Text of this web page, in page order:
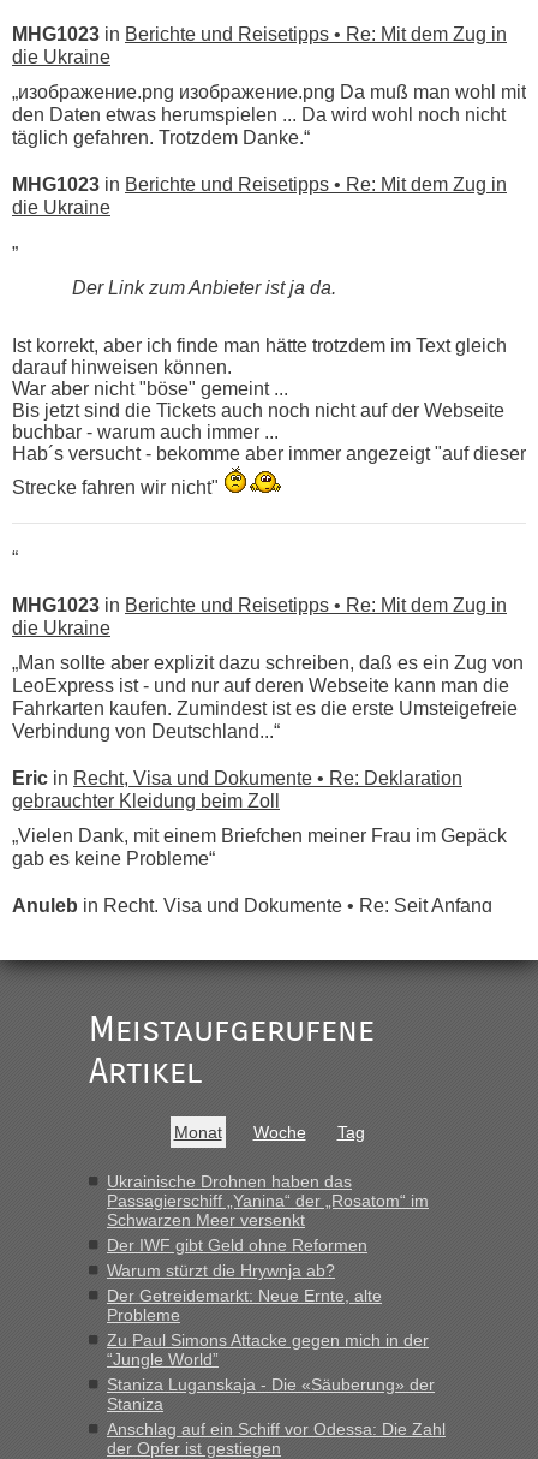
MHG1023 in Berichte und Reisetipps • Re: Mit dem Zug in
die Ukraine
„изображение.png изображение.png Da muß man wohl mit
den Daten etwas herumspielen ... Da wird wohl noch nicht
täglich gefahren. Trotzdem Danke.“
MHG1023 in Berichte und Reisetipps • Re: Mit dem Zug in
die Ukraine
„
Der Link zum Anbieter ist ja da.
Ist korrekt, aber ich finde man hätte trotzdem im Text gleich
darauf hinweisen können.
War aber nicht "böse" gemeint ...
Bis jetzt sind die Tickets auch noch nicht auf der Webseite
buchbar - warum auch immer ...
Hab´s versucht - bekomme aber immer angezeigt "auf dieser
Strecke fahren wir nicht"
“
MHG1023 in Berichte und Reisetipps • Re: Mit dem Zug in
die Ukraine
„Man sollte aber explizit dazu schreiben, daß es ein Zug von
LeoExpress ist - und nur auf deren Webseite kann man die
Fahrkarten kaufen. Zumindest ist es die erste Umsteigefreie
Verbindung von Deutschland...“
Eric in Recht, Visa und Dokumente • Re: Deklaration
gebrauchter Kleidung beim Zoll
„Vielen Dank, mit einem Briefchen meiner Frau im Gepäck
gab es keine Probleme“
Anuleb in Recht, Visa und Dokumente • Re: Seit Anfang
Verdacht.“
inRecht, Visa und Dokumente • Re: Seit Anfang des
Milliarden aufgedeckt
und du nicht damit handeln willst. So lange das nicht
Originalverpackt ist und ersichlich das nicht neu sollte es
keine Probleme geben“
Recht, Visa und Dokumente • Deklaration
gebrauchter Kleidung beim Zoll
„Hallo Leute, ich weiß nicht, ob ich hier richtig bin mit meiner
Anfrage. Ich möchte 4 Umzugskartons mit gebrauchter
Straßen Kleidung bei der Einreise in die Ukraine
mitnehmen. Es ist gebrauchte Kleidung...“
Berichte und Reisetipps • Re: An welchem
Meistaufgerufene
Artikel
Monat Woche Tag
Ukrainische Drohnen haben das
Passagierschiff „Yanina“ der „Rosatom“ im
Schwarzen Meer versenkt
Der IWF gibt Geld ohne Reformen
Warum stürzt die Hrywnja ab?
Der Getreidemarkt: Neue Ernte, alte
Probleme
Zu Paul Simons Attacke gegen mich in der
“Jungle World”
Staniza Luganskaja - Die «Säuberung» der
Staniza
Anschlag auf ein Schiff vor Odessa: Die Zahl
der Opfer ist gestiegen